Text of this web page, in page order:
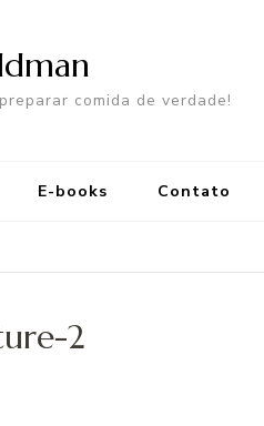
comida de verdade!
E-books Contato
2